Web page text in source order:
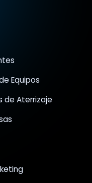
Equipos
de Aterrizaje